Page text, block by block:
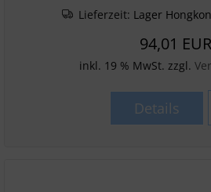
Lieferzeit: Lager
94,01 EUR
inkl. 19 % MwSt. zzgl.
Details